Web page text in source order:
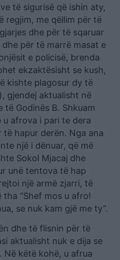
të sigurisë që ishin aty,
regjim, me qëllim për të
dhe për të sqaruar
për të marrë masat e
e policisë, brenda
ekzaktësisht se kush,
kishte plagosur dy të
gjendej aktualisht në
Godinës B. Shkuam
u afrova i pari te dera
të hapur derën. Nga ana
një i dënuar, që më
Sokol Mjacaj dhe
unë tentova të hap
një armë zjarri, të
“Shef mos u afro!
se nuk kam gjë me ty”.
dhe të flisnin për të
aktualisht nuk e dija se
këtë kohë, u afrua